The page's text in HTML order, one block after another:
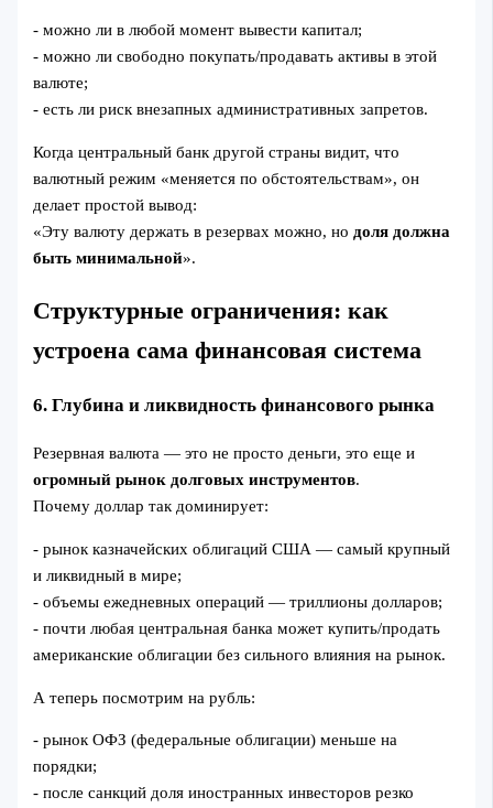
- можно ли в любой момент вывести капитал;
- можно ли свободно покупать/продавать активы в этой
валюте;
- есть ли риск внезапных административных запретов.
Когда центральный банк другой страны видит, что
валютный режим «меняется по обстоятельствам», он
делает простой вывод:
«Эту валюту держать в резервах можно, но доля должна
быть минимальной».
Структурные ограничения: как
устроена сама финансовая система
6. Глубина и ликвидность финансового рынка
Резервная валюта — это не просто деньги, это еще и
огромный рынок долговых инструментов.
Почему доллар так доминирует:
- рынок казначейских облигаций США — самый крупный
и ликвидный в мире;
- объемы ежедневных операций — триллионы долларов;
- почти любая центральная банка может купить/продать
американские облигации без сильного влияния на рынок.
А теперь посмотрим на рубль:
- рынок ОФЗ (федеральные облигации) меньше на
порядки;
- после санкций доля иностранных инвесторов резко